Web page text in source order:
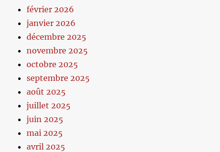
février 2026
janvier 2026
décembre 2025
novembre 2025
octobre 2025
septembre 2025
août 2025
juillet 2025
juin 2025
mai 2025
avril 2025